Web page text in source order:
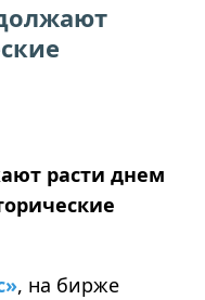
расти днем
, на бирже